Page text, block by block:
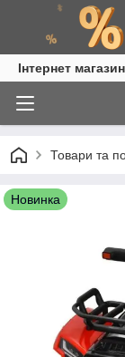
Інтернет
Товари та
Новинка